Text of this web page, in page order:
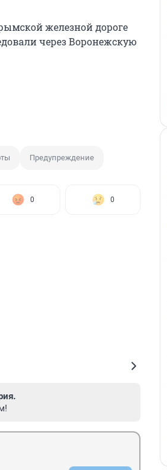
железной дороге
через Воронежскую
Предупреждение
0 0